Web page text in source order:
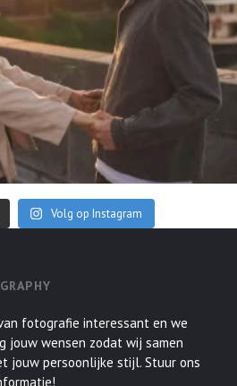
Volg op Instagram
fotografie interessant en we
jouw wensen zodat wij samen
jouw persoonlijke stijl. Stuur ons